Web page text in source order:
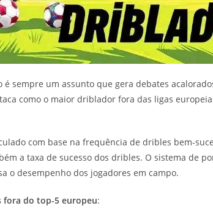
é sempre um assunto que gera debates
como o maior driblador fora das ligas
com base na frequência de dribles bem-
a taxa de sucesso dos dribles. O sistema de
o desempenho dos jogadores em campo.
fora do top-5 europeu: